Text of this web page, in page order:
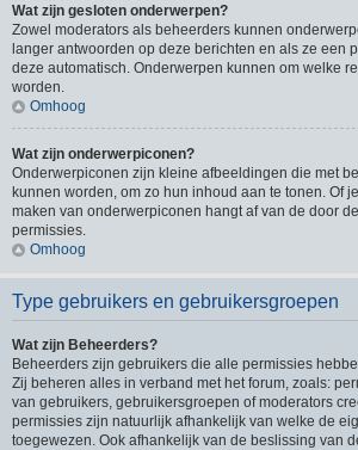
Wat zijn gesloten onderwerpen?
Zowel moderators als beheerders kunnen
langer antwoorden op deze berichten en als ze een
deze automatisch. Onderwerpen kunnen om welke
worden.
Omhoog
Wat zijn onderwerpiconen?
Onderwerpiconen zijn kleine afbeeldingen die met
kunnen worden, om zo hun inhoud aan te tonen. Of
maken van onderwerpiconen hangt af van de door
permissies.
Omhoog
Type gebruikers en gebruikersgroepen
Wat zijn Beheerders?
Beheerders zijn gebruikers die alle permissies
Zij beheren alles in verband met het forum, zoals:
van gebruikers, gebruikersgroepen of moderators
permissies zijn natuurlijk afhankelijk van welke de
toegewezen. Ook afhankelijk van de beslissing van